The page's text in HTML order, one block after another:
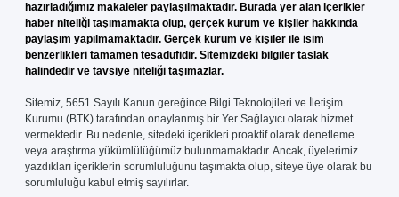
hazırladığımız makaleler paylaşılmaktadır. Burada yer alan içerikler
haber niteliği taşımamakta olup, gerçek kurum ve kişiler hakkında
paylaşım yapılmamaktadır. Gerçek kurum ve kişiler ile isim
benzerlikleri tamamen tesadüfidir. Sitemizdeki bilgiler taslak
halindedir ve tavsiye niteliği taşımazlar.
Sitemiz, 5651 Sayılı Kanun gereğince Bilgi Teknolojileri ve İletişim
Kurumu (BTK) tarafından onaylanmış bir Yer Sağlayıcı olarak hizmet
vermektedir. Bu nedenle, sitedeki içerikleri proaktif olarak denetleme
veya araştırma yükümlülüğümüz bulunmamaktadır. Ancak, üyelerimiz
yazdıkları içeriklerin sorumluluğunu taşımakta olup, siteye üye olarak bu
sorumluluğu kabul etmiş sayılırlar.